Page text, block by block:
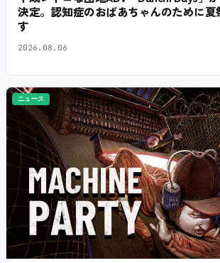
決定。認知症のおばあちゃんのために夏
す
2026.08.06
ニュース